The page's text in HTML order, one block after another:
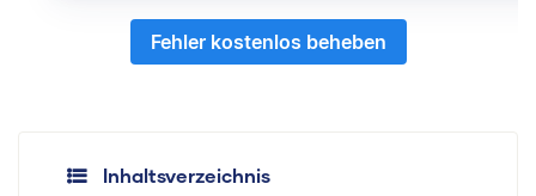
Fehler kostenlos beheben
Inhaltsverzeichnis